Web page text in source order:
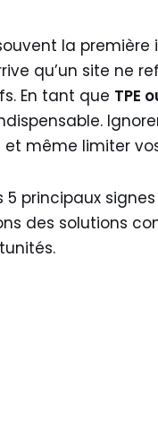
la
qu’un site ne
En tant que TPE
et même limiter
5 principaux
des solutions